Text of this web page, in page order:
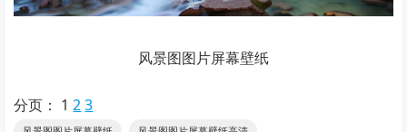
风景图图片屏幕壁纸
分页： 1 2 3